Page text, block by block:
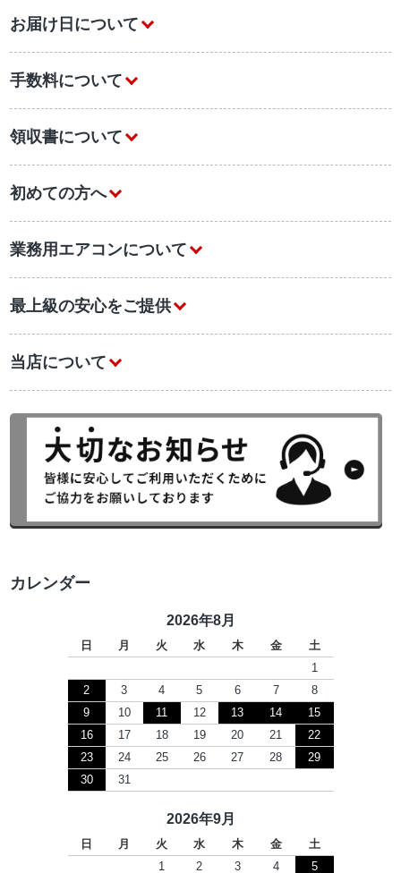
お届け日について
手数料について
領収書について
初めての方へ
業務用エアコンについて
最上級の安心をご提供
当店について
カレンダー
2026年8月
日 月 火 水 木 金
土
1
2
3 4 5 6 7
8
9
10 11 12 13 14
15
16
17 18 19 20 21
22
23
24 25 26 27 28
29
30
31
2026年9月
日 月 火 水 木 金
土
1
2 3 4 5